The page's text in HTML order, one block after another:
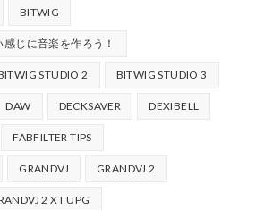
BITWIG
じに音楽を作ろう！
STUDIO 2 BITWIG STUDIO 3
DAW DECKSAVER DEXIBELL
FABFILTER TIPS
GRANDVJ GRANDVJ 2
2 XT UPG